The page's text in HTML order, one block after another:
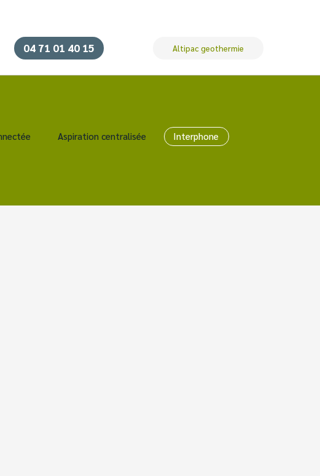
04 71 01 40 15 Altipac geothermie
Aspiration centralisée Interphone